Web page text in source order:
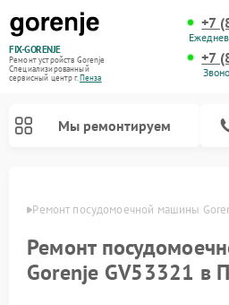
FIX-GORENJE
Ремонт устройств Gorenje
Специализированный
cервисный центр г.Пенза
+7
+7
Мы ремонтируем
Ремонт посудомоечной машины
Ремонт
Gorenje GV53321 в